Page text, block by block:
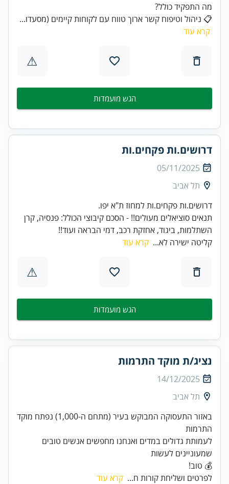
מה התפקיד כולל?
📋 ניהול וטיפוח קשר ארוך טווח עם לקוחות קיימים (מסעדו...
קרא עוד
⚠
הגש מועמדות
דרושים.ות פקחים.ות
05/11/2025
תל אביב
תנאים סוציאלים מעולים!! - הסכם קיבוצי הכולל: פנסיה, קרן
השתלמות, ביגוד, אחזקת רכב, דמי הבראה ועוד!!
קליטה ישירה לא... קרא עוד
⚠
הגש מועמדות
נציג/ת מוקד התרמות
14/12/2025
תל אביב
באזור התעסוקה המבוקש בעיר (מתחם ה-1,000) נפתח מוקד
לעמותת גדולים במדים ואנחנו מחפשים אנשים טובים
💰 טוב!
לפרטים ושליחת קורות ח... קרא עוד